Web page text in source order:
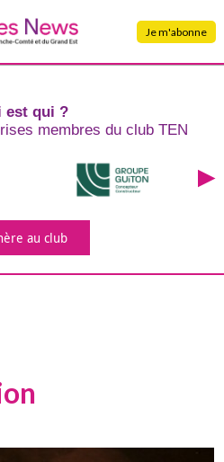
Je m'abonne
est qui ?
membres du club TEN
au club